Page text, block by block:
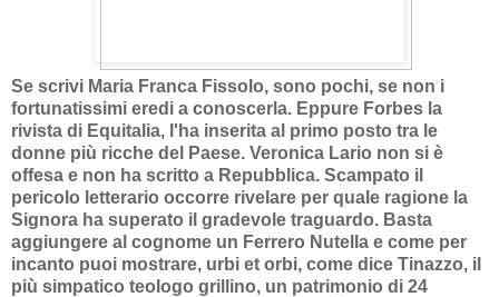
Se scrivi Maria Franca Fissolo, sono pochi, se non i
fortunatissimi eredi a conoscerla. Eppure Forbes la
rivista di Equitalia, l'ha inserita al primo posto tra le
donne più ricche del Paese. Veronica Lario non si è
offesa e non ha scritto a Repubblica. Scampato il
pericolo letterario occorre rivelare per quale ragione la
Signora ha superato il gradevole traguardo. Basta
aggiungere al cognome un Ferrero Nutella e come per
incanto puoi mostrare, urbi et orbi, come dice Tinazzo, il
più simpatico teologo grillino, un patrimonio di 24